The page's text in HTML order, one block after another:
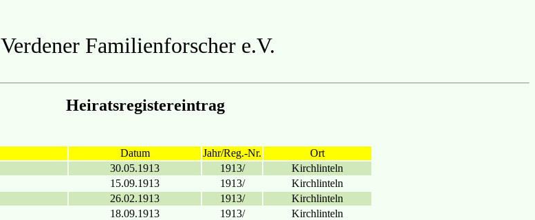
Verdener Familienforscher e.V.
Heiratsregistereintrag
Datum Jahr/Reg.-Nr.
Ort
30.05.1913 1913/
Kirchlinteln
15.09.1913 1913/
Kirchlinteln
26.02.1913 1913/
Kirchlinteln
18.09.1913 1913/
Kirchlinteln